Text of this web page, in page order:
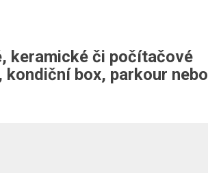
keramické či počítačové
box, parkour nebo